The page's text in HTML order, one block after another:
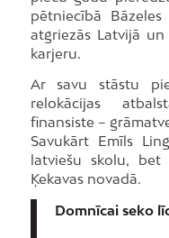
pētniecībā
atgriezās Latvijā
karjeru.
Ar savu stāstu
relokācijas
finansiste –
Savukārt Emīls
latviešu skolu, bet
Ķekavas novadā.
Domnīcai seko